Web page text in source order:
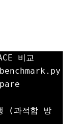
비교
(과적합 방